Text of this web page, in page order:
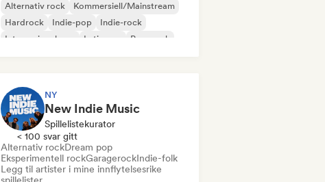
Alternativ rock
Kommersiell/Mainstream
Hardrock
Indie-pop
Indie-rock
Internasjonal pop
Latin pop Pop-punk
NY
New Indie Music
Spillelistekurator
< 100 svar gitt
Alternativ rockDream pop
Eksperimentell rockGaragerockIndie-folk
Legg til artister i mine innflytelsesrike